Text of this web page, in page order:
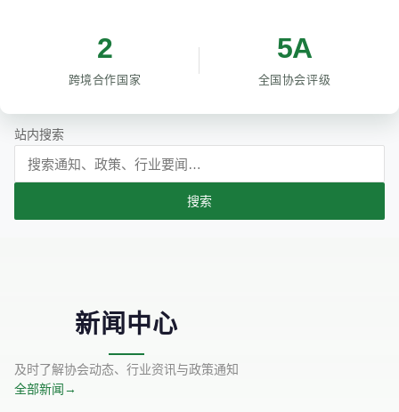
2
跨境合作国家
5A
全国协会评级
站内搜索
搜索
新闻中心
及时了解协会动态、行业资讯与政策通知
全部新闻 →